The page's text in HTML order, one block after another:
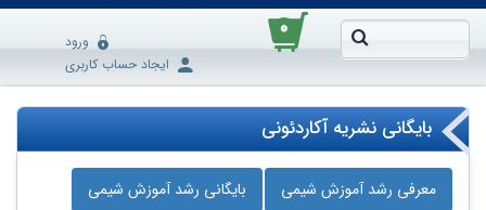
۰
ورود
ایجاد حساب کاربری
بایگانی نشریه آکاردئونی
معرفی رشد آموزش شیمی بایگانی رشد آموزش شیمی